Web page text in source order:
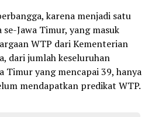
karena menjadi satu
Jawa Timur, yang masuk
WTP dari Kementerian
dari jumlah keseluruhan
Timur yang mencapai 39, hanya
mendapatkan predikat WTP.